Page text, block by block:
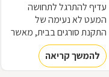
עדיף להתרגל לתחושה
המעט לא נעימה של
התקנת סורגים בבית, מאשר
להתרגל לתחושה המאוד
לא נעימה של פריצה לבית.
כל מה שחשוב לדעת על
להמשך קריאה